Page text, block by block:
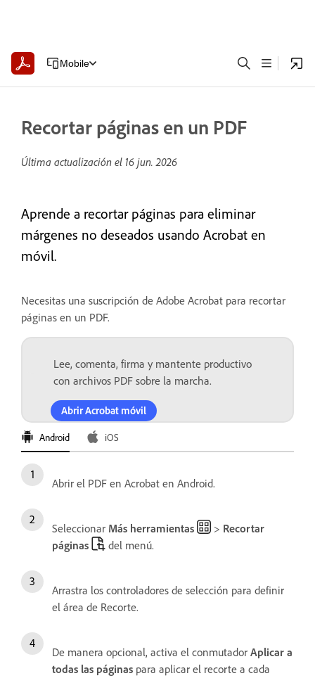
Mobile
Recortar páginas en un PDF
Última actualización el 16 jun. 2026
Aprende a recortar páginas para eliminar
márgenes no deseados usando Acrobat en
móvil.
Necesitas una suscripción de Adobe Acrobat para recortar
páginas en un PDF.
Lee, comenta, firma y mantente productivo
con archivos PDF sobre la marcha.
Abrir Acrobat móvil
Android iOS
Abrir el PDF en Acrobat en Android.
Seleccionar Más herramientas > Recortar
páginas
del menú.
Arrastra los controladores de selección para definir
el área de Recorte.
De manera opcional, activa el conmutador Aplicar a
todas las páginas para aplicar el recorte a cada